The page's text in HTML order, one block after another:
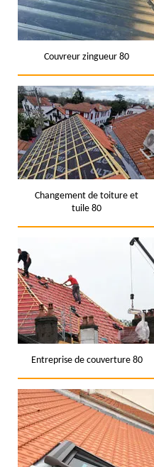
Couvreur zingueur 80
Changement de toiture et
tuile 80
Entreprise de couverture 80